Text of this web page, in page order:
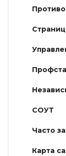
СОУТ
Часто
Карта